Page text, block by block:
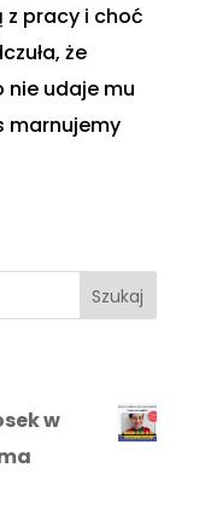
z pracy i choć
że
nie udaje mu
marnujemy
w